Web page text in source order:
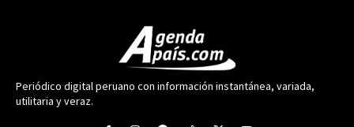
Periódico digital peruano con información instantánea, variada,
utilitaria y veraz.